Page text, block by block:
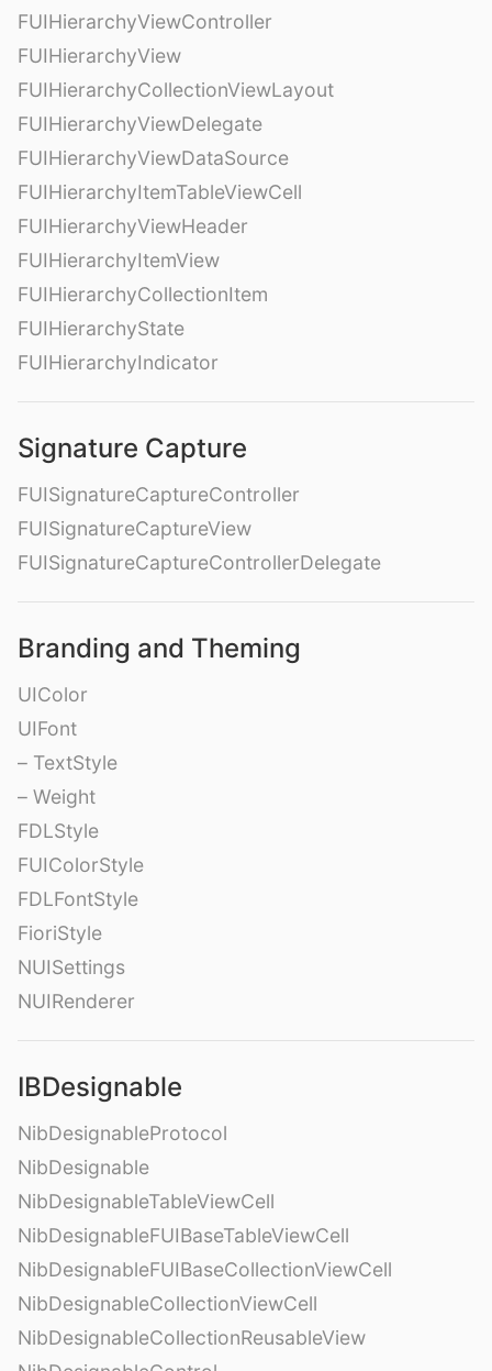
FUIHierarchyViewController
FUIHierarchyView
FUIHierarchyCollectionViewLayout
FUIHierarchyViewDelegate
FUIHierarchyViewDataSource
FUIHierarchyItemTableViewCell
FUIHierarchyViewHeader
FUIHierarchyItemView
FUIHierarchyCollectionItem
FUIHierarchyState
FUIHierarchyIndicator
Signature Capture
FUISignatureCaptureController
FUISignatureCaptureView
FUISignatureCaptureControllerDelegate
Branding and Theming
UIColor
UIFont
– TextStyle
– Weight
FDLStyle
FUIColorStyle
FDLFontStyle
FioriStyle
NUISettings
NUIRenderer
IBDesignable
NibDesignableProtocol
NibDesignable
NibDesignableTableViewCell
NibDesignableFUIBaseTableViewCell
NibDesignableFUIBaseCollectionViewCell
NibDesignableCollectionViewCell
NibDesignableCollectionReusableView